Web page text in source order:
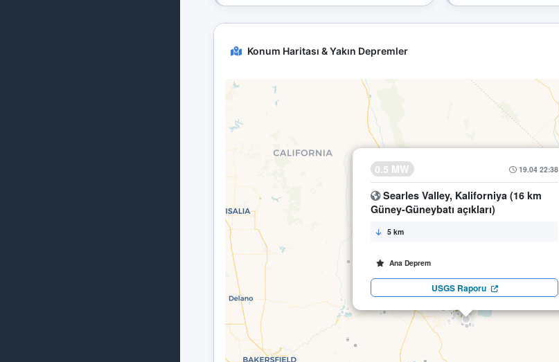
Konum Haritası & Yakın Depremler
0.5 MW 19.04 22:38
Searles Valley, Kaliforniya (16 km
Güney-Güneybatı açıkları)
5 km
Ana Deprem
USGS Raporu